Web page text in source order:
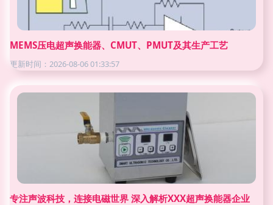
MEMS压电超声换能器、CMUT、PMUT及其生产工艺
更新时间：2026-08-06 01:33:57
专注声波科技，连接电磁世界 深入解析XXX超声换能器企业